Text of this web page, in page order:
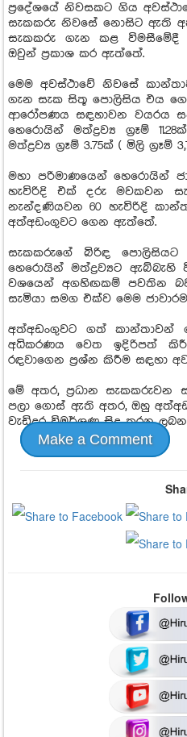
ප්‍රදේශයේ නිවසකට ගිය
සැකකරු නිවසේ නොසිට ඇති
සැකකරු ගැන කළ
ඔවුන් ප්‍රකාශ කර ඇත්තේ.
මෙම අවස්ථාවේ නිවසේ
ගැන සැක සිතූ පොලිසිය එය
ආරෝපණය සඳහාවන වයරය
හෙරොයින් මත්ද්‍රව්‍ය ග්‍රෑම්
මත්ද්‍රව්‍ය ග්‍රෑම් 3.75ක් ( මිලි
මහා පරිමාණයෙන් හෙරොයින්
හැවිරිදි එක් දරු මවකවන
නැන්දණියවන 60 හැවිරිදි
අත්අඩංගුවට ගෙන ඇත්තේ.
සැකකරුගේ බිරිඳ පොලිසියට
හෙරොයින් මත්ද්‍රව්‍යට
වශයෙන් අගහිඟකම් පවතින
සැමියා සමග එක්ව මෙම
අත්අඩංගුවට ගත් කාන්තාවන්
අධිකරණය වෙත ඉදිරිපත්
රඳවාගෙන ප්‍රශ්න කිරීම සඳහා
මේ අතර, ප්‍රධාන සැකකරුවන
පලා ගොස් ඇති අතර, ඔහු
වැඩිදුර විමර්ශණ සිදු කරනු
Make a Comment